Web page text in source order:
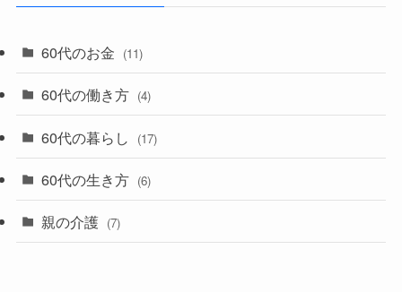
60代のお金 (11)
60代の働き方 (4)
60代の暮らし (17)
60代の生き方 (6)
親の介護 (7)